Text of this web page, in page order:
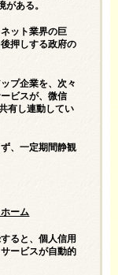
がある。
ット業界の巨
押しする政府の
プ企業を、次々
ビスが、微信
有し連動してい
、一定期間静観
ーム
ると、個人信用
ービスが自動的